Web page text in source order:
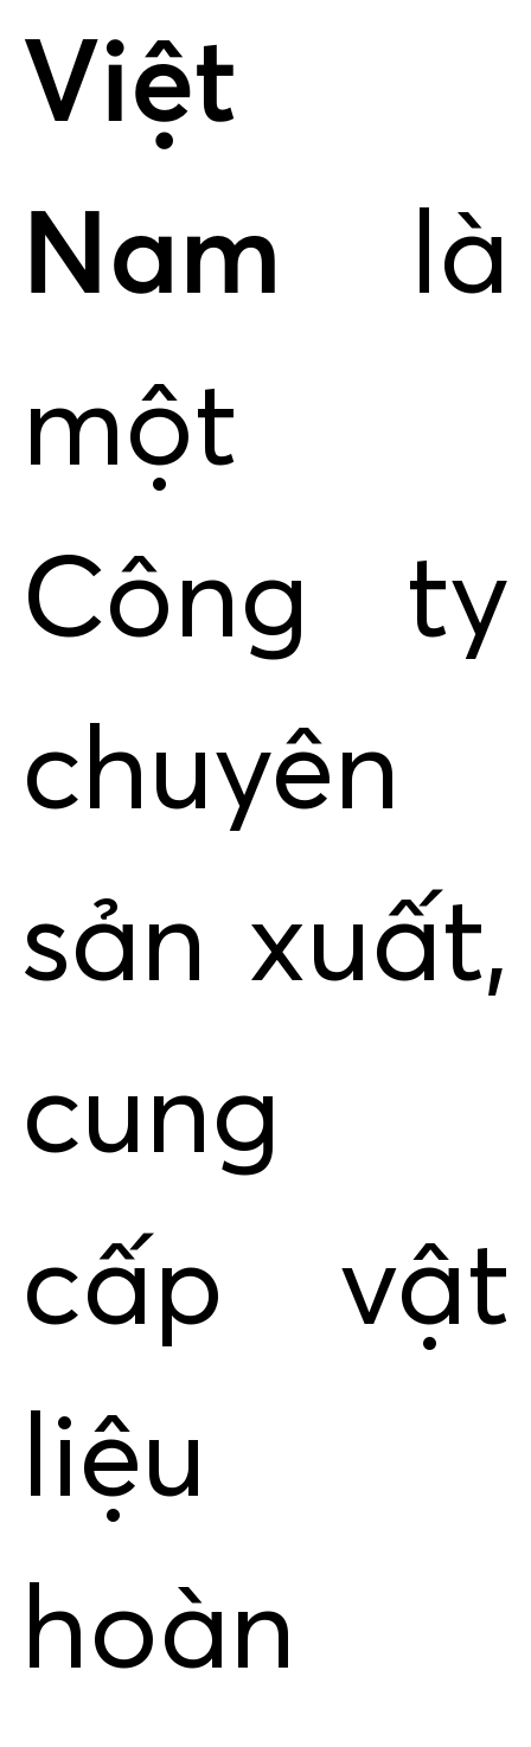
Việt
Nam là
một
Công ty
chuyên
sản xuất,
cung
cấp vật
liệu
hoàn